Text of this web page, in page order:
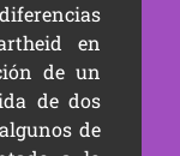
en
de un
de dos
de